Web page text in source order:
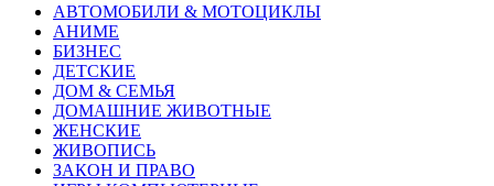
АВТОМОБИЛИ & МОТОЦИКЛЫ
АНИМЕ
БИЗНЕС
ДЕТСКИЕ
ДОМ & СЕМЬЯ
ДОМАШНИЕ ЖИВОТНЫЕ
ЖЕНСКИЕ
ЖИВОПИСЬ
ЗАКОН И ПРАВО